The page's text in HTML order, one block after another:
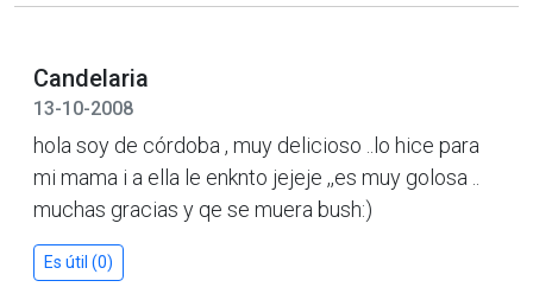
Candelaria
13-10-2008
hola soy de córdoba , muy delicioso ..lo hice para
mi mama i a ella le enknto jejeje ,,es muy golosa ..
muchas gracias y qe se muera bush:)
Es útil (0)